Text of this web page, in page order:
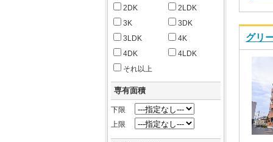
グリ
2DK
2LDK
3K
3DK
3LDK
4K
4DK
4LDK
それ以上
専有面積
下限
上限